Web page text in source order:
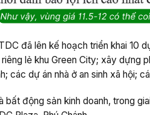
đã lên kế hoạch triển khai 10
lẻ khu Green City; xây dựng
các dự án nhà ở an sinh xã hội;
bất động sản kinh doanh, trong